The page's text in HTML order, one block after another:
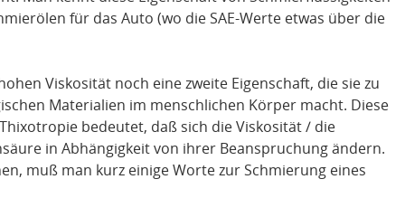
für das Auto (wo die SAE-Werte etwas über die
Viskosität noch eine zweite Eigenschaft, die sie zu
Materialien im menschlichen Körper macht. Diese
bedeutet, daß sich die Viskosität / die
in Abhängigkeit von ihrer Beanspruchung ändern.
muß man kurz einige Worte zur Schmierung eines